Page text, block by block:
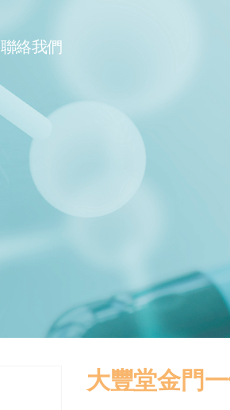
聯絡我們
大豐堂金門